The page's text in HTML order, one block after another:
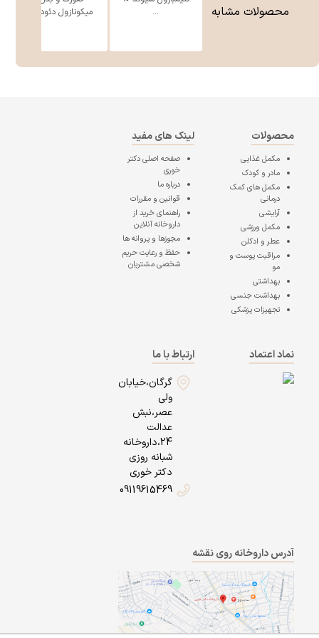
محصولات مشابه
...
میکونازول دئود ...
محصولات
مکمل غذایی
مادر و کودک
مکمل های کمک
درمانی
آرایشی
مکمل ورزشی
عطر و ادکلن
مراقبت پوست و
مو
بهداشتی
بهداشت جنسی
تجهیزات پزشکی
لینک های مفید
صفحه اصلیدکتر
خوری
درباره ما
قوانین و مقررات
راهنمای خرید از
داروخانه آنلاین
مجوزها و پروانه ها
حفظ و رعایت حریم
شخصی مشتریان
نماد اعتماد
ارتباط با ما
گرگان،خیابان
ولی
عصر،نبش
عدالت
24،داروخانه
شبانه روزی
دکتر خوری
09119615469
آدرس داروخانه روی نقشه